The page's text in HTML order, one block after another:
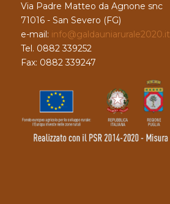
Via Padre Matteo da Agnone snc
71016 - San Severo (FG)
e-mail: info@galdauniarurale2020.it
Tel. 0882 339252
Fax: 0882 339247